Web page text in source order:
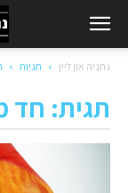
נתניה און ליין תגיות
תגית: חד